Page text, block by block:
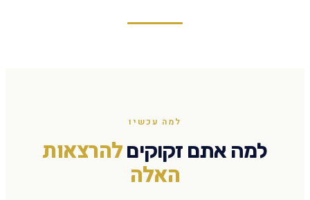
למה עכשיו
למה אתם זקוקיםלהרצאות
האלה